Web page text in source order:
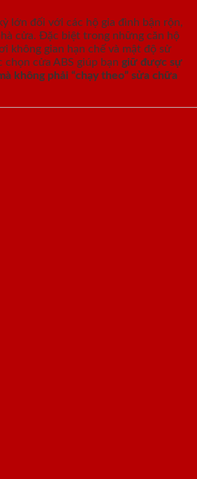
lớn đối với các hộ gia đình bận rộn,
cửa. Đặc biệt trong những căn hộ
không gian hạn chế và mật độ sử
cửa ABS giúp bạn giữ được sự
không phải “chạy theo” sửa chữa